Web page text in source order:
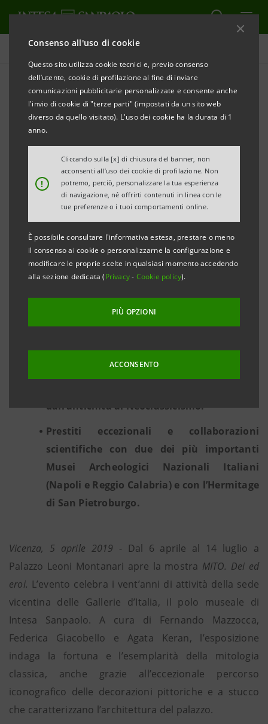
Consenso all'uso di cookie
Questo sito utilizza cookie tecnici e, previo consenso
dell’utente, cookie di profilazione al fine di inviare
comunicazioni pubblicitarie personalizzate e consente anche
l'invio di cookie di "terze parti" (impostati da un sito web
diverso da quello visitato). L'uso dei cookie ha la durata di 1
anno.
!
Cliccando sulla [x] di chiusura del banner, non
acconsenti all’uso dei cookie di profilazione. Non
potremo, perciò, personalizzare la tua esperienza
di navigazione, né offrirti contenuti in linea con le
tue preferenze o i tuoi comportamenti online.
È possibile consultare l'informativa estesa, prestare o meno
il consenso ai cookie o personalizzarne la configurazione e
modificare le proprie scelte in qualsiasi momento accedendo
alla sezione dedicata (Privacy- Cookie policy).
PIÙ OPZIONI
ACCONSENTO
Comunicati stampa
STAMPA AGGIORNA
COMUNICATO STAMPA
MITO. DEI ED EROI
Gallerie d’Italia - Palazzo Leoni Montanari
contra’ Santa Corona 25, Vicenza
6 aprile - 14 luglio 2019
Mostra a cura di Fernando Mazzocca, Federica
Giacobello, Agata Keran
apertura al pubblico delle Gallerie d’Italia -
Palazzo Leoni Motanari e delle sue raccolte
Un’occasione per riscoprire l’identità della
sede museale, testimonianza della cultura
dall’antichità al Neoclassicismo.
Prestiti eccezionali e collaborazioni
scientifiche con due dei più importanti
Musei Archeologici Nazionali Italiani
(Napoli e Reggio Calabria) e con l’Hermitage
di San Pietroburgo.
Vicenza, 5 aprile 2019 - Dal 6 aprile al 14 luglio a
Palazzo Leoni Montanari apre la mostra MITO. Dei ed
eroi. L’evento celebra i vent’anni di attività della sede
vicentina delle Gallerie d’Italia, il polo museale di
Intesa Sanpaolo. A cura di Fernando Mazzocca,
Federica Giacobello e Agata Keran, l’esposizione
indaga la fortuna e l’esemplarità della mitologia
classica, anche grazie all’eccezionale percorso
iconografico delle decorazioni pittoriche e a stucco
che caratterizzano l’architettura del palazzo.